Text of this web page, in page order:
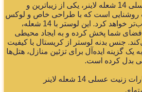
لوستر باکارات زنیت عسلی 14 شعله لاینر، یکی از زیباترین و
است که با طراحی خاص و لوکس
خود، هر محیطی را جذاب‌تر خواهد کرد. این لوستر با 14 شعله،
شما پخش کرده و به ایجاد محیطی
بدنه لوستر از کریستال با کیفیت
ایده‌آل برای تزئین منازل، هتل‌ها
کرده است.
عسلی 14 شعله لاینر